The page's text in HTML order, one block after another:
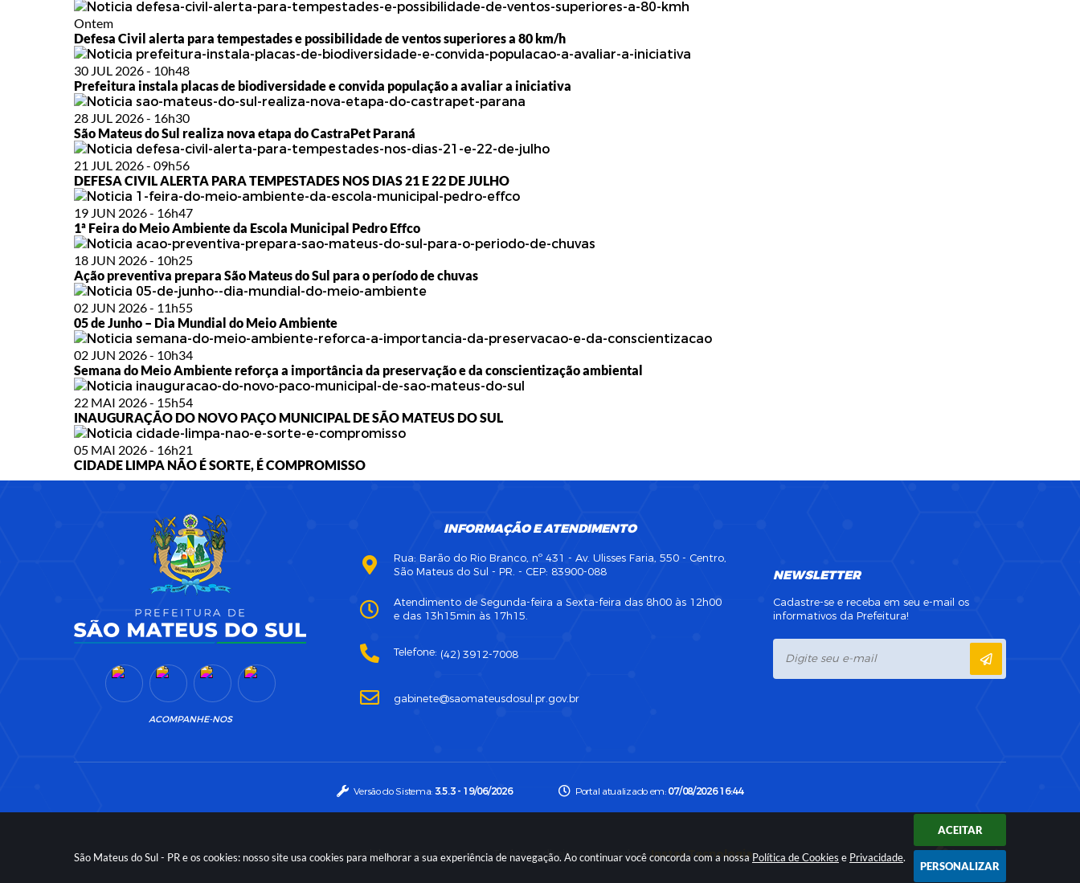
São Mateus do Sul - PR e os cookies: nosso site usa cookies para melhorar a sua experiência de navegação. Ao continuar você concorda com a nossa Política de Cookies e Privacidade.
ACEITAR
PERSONALIZAR
Ontem
Defesa Civil alerta para tempestades e possibilidade de ventos superiores a 80 km/h
30 JUL 2026 - 10h48
Prefeitura instala placas de biodiversidade e convida população a avaliar a iniciativa
28 JUL 2026 - 16h30
São Mateus do Sul realiza nova etapa do CastraPet Paraná
21 JUL 2026 - 09h56
DEFESA CIVIL ALERTA PARA TEMPESTADES NOS DIAS 21 E 22 DE JULHO
19 JUN 2026 - 16h47
1ª Feira do Meio Ambiente da Escola Municipal Pedro Effco
18 JUN 2026 - 10h25
Ação preventiva prepara São Mateus do Sul para o período de chuvas
02 JUN 2026 - 11h55
05 de Junho – Dia Mundial do Meio Ambiente
02 JUN 2026 - 10h34
Semana do Meio Ambiente reforça a importância da preservação e da conscientização ambiental
22 MAI 2026 - 15h54
INAUGURAÇÃO DO NOVO PAÇO MUNICIPAL DE SÃO MATEUS DO SUL
05 MAI 2026 - 16h21
CIDADE LIMPA NÃO É SORTE, É COMPROMISSO
ACOMPANHE-NOS
INFORMAÇÃO E ATENDIMENTO
Rua: Barão do Rio Branco, nº 431 - Av. Ulisses Faria, 550 - Centro,
São Mateus do Sul - PR. - CEP: 83900-088
Atendimento de Segunda-feira a Sexta-feira das 8h00 às 12h00
e das 13h15min às 17h15.
Telefone: (42) 3912-7008
gabinete@saomateusdosul.pr.gov.br
NEWSLETTER
Cadastre-se e receba em seu e-mail os
informativos da Prefeitura!
Versão do Sistema:3.5.3 - 19/06/2026 Portal atualizado em:07/08/2026 16:44
© Copyright Instar - 2006-2026. Todos os direitos reservados -Instar Tecnologia